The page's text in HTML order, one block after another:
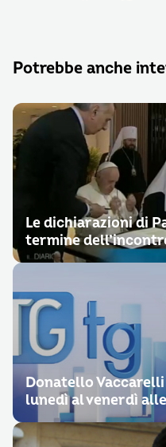
Potrebbe anche
Le dichiarazioni di
termine
Donatello
lunedì al venerdì